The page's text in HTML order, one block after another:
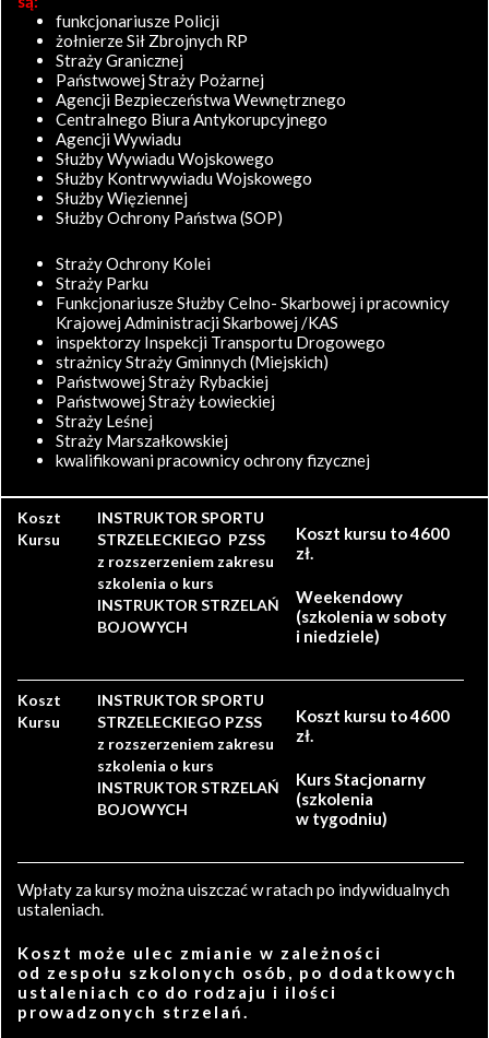
funkcjonariusze Policji
żołnierze Sił Zbrojnych RP
Straży Granicznej
Państwowej Straży Pożarnej
Agencji Bezpieczeństwa Wewnętrznego
Centralnego Biura Antykorupcyjnego
Agencji Wywiadu
Służby Wywiadu Wojskowego
Służby Kontrwywiadu Wojskowego
Służby Więziennej
Służby Ochrony Państwa (SOP)
Straży Ochrony Kolei
Straży Parku
Funkcjonariusze Służby Celno- Skarbowej i pracownicy
Krajowej Administracji Skarbowej /KAS
inspektorzy Inspekcji Transportu Drogowego
strażnicy Straży Gminnych (Miejskich)
Państwowej Straży Rybackiej
Państwowej Straży Łowieckiej
Straży Leśnej
Straży Marszałkowskiej
kwalifikowani pracownicy ochrony fizycznej
Koszt
Kursu
INSTRUKTOR SPORTU
STRZELECKIEGO PZSS
z rozszerzeniem zakresu
szkolenia o kurs
INSTRUKTOR STRZELAŃ
BOJOWYCH
Koszt kursu to 4600
zł.
Weekendowy
(szkolenia w soboty
i niedziele)
Koszt
Kursu
INSTRUKTOR SPORTU
STRZELECKIEGO PZSS
z rozszerzeniem zakresu
szkolenia o kurs
INSTRUKTOR STRZELAŃ
BOJOWYCH
Koszt kursu to 4600
zł.
Kurs Stacjonarny
(szkolenia
w tygodniu)
Wpłaty za kursy można uiszczać w ratach po indywidualnych
ustaleniach.
Koszt może ulec zmianie w zależności
od zespołu szkolonych osób, po dodatkowych
ustaleniach co do rodzaju i ilości
prowadzonych strzelań.